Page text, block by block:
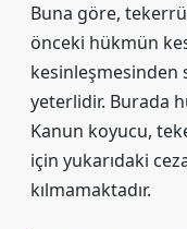
Buna göre,
önceki hükmün
kesinleşmesinden
yeterlidir. Burada
Kanun koyucu,
için yukarıdaki
kılmamaktadır.